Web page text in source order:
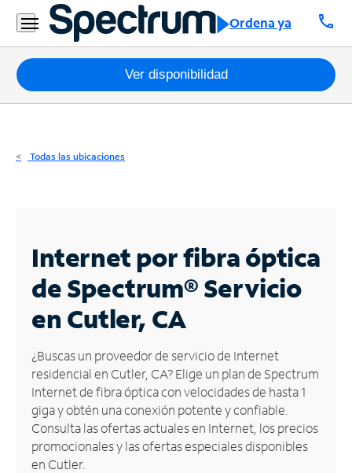
Ordena ya call
Residencial
Business
Paquetes
Internet
Business
Contáctanos
Inglés
Administrar
cuenta
Encuentra
una
tienda
Ver disponibilidad
Todas las ubicaciones
Internet por fibra óptica
de Spectrum®Servicio
en Cutler, CA
¿Buscas un proveedor de servicio de Internet
residencial en Cutler, CA? Elige un plan de Spectrum
Internet de fibra óptica con velocidades de hasta 1
giga y obtén una conexión potente y confiable.
Consulta las ofertas actuales en Internet, los precios
promocionales y las ofertas especiales disponibles
en Cutler.